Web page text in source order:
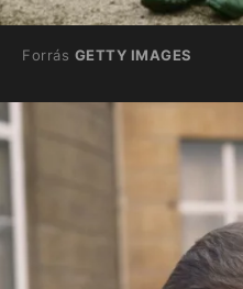
Forrás GETTY IMAGES